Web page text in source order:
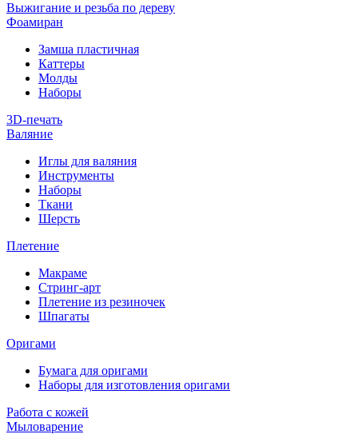
Выжигание и резьба по дереву
Фоамиран
Замша пластичная
Каттеры
Молды
Наборы
3D-печать
Валяние
Иглы для валяния
Инструменты
Наборы
Ткани
Шерсть
Плетение
Макраме
Стринг-арт
Плетение из резиночек
Шпагаты
Оригами
Бумага для оригами
Наборы для изготовления оригами
Работа с кожей
Мыловарение